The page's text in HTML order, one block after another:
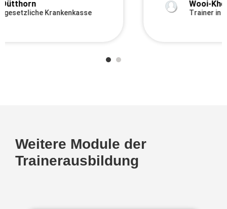
Trainer in der Finanzbranche
Weitere Module der
Trainerausbildung